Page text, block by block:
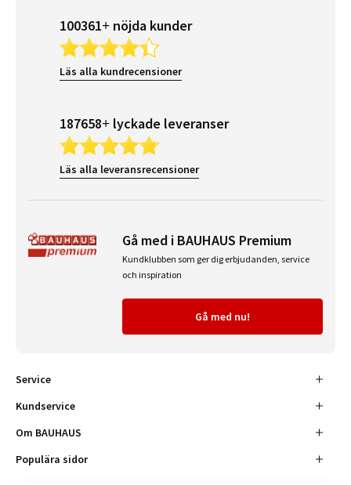
100361+ nöjda kunder
Läs alla kundrecensioner
187658+ lyckade leveranser
Läs alla leveransrecensioner
Gå med i BAUHAUS Premium
Kundklubben som ger dig erbjudanden, service
och inspiration
Gå med nu!
Service
Kundservice
Om BAUHAUS
Populära sidor